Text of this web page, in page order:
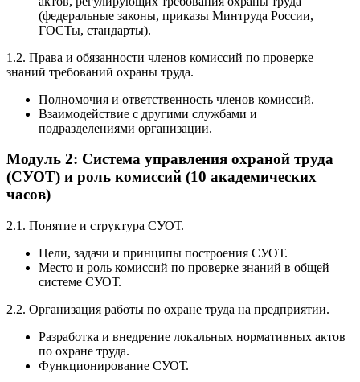
(федеральные законы, приказы Минтруда России,
ГОСТы, стандарты).
1.2. Права и обязанности членов комиссий по проверке
знаний требований охраны труда.
Полномочия и ответственность членов комиссий.
Взаимодействие с другими службами и
подразделениями организации.
Модуль 2: Система управления охраной труда
(СУОТ) и роль комиссий (10 академических
часов)
2.1. Понятие и структура СУОТ.
Цели, задачи и принципы построения СУОТ.
Место и роль комиссий по проверке знаний в общей
системе СУОТ.
2.2. Организация работы по охране труда на предприятии.
Разработка и внедрение локальных нормативных актов
по охране труда.
Функционирование СУОТ.